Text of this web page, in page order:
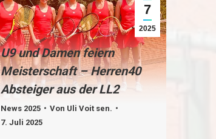
7
2025
U9 und Damen feiern
Meisterschaft – Herren40
Absteiger aus der LL2
News 2025 Von Uli Voit sen.
7. Juli 2025